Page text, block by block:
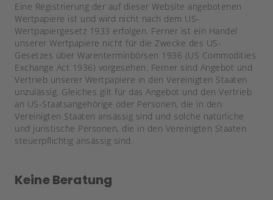
Eine Registrierung der auf dieser Website angebotenen
Wertpapiere ist und wird nicht nach dem US-
Wertpapiergesetz 1933 erfolgen. Ferner ist ein Handel
unserer Wertpapiere nicht für die Zwecke des US-
Gesetzes über Warenterminbörsen 1936 (US Commodities
Exchange Act 1936) vorgesehen. Ferner sind Angebot und
Vertrieb unserer Wertpapiere in den Vereinigten Staaten
unzulässig. Gleiches gilt für das Angebot und den Vertrieb
an US-Staatsangehörige oder Personen, die in den
Vereinigten Staaten ansässig sind und solche natürliche
und juristische Personen, die in den Vereinigten Staaten
steuerpflichtig ansässig sind.
Keine Beratung